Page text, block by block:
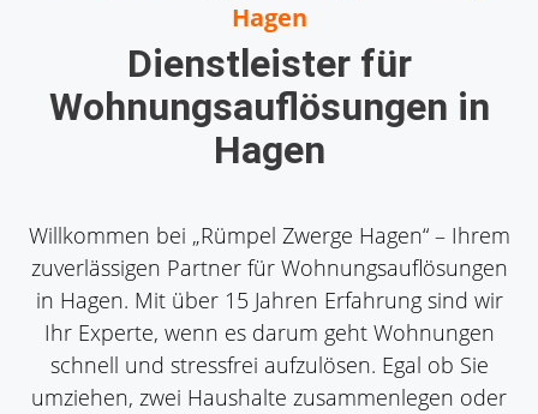
Hagen
Dienstleister für
Wohnungsauflösungen in
Hagen
Willkommen bei „Rümpel Zwerge Hagen“ – Ihrem
zuverlässigen Partner für Wohnungsauflösungen
in Hagen. Mit über 15 Jahren Erfahrung sind wir
Ihr Experte, wenn es darum geht Wohnungen
schnell und stressfrei aufzulösen. Egal ob Sie
umziehen, zwei Haushalte zusammenlegen oder